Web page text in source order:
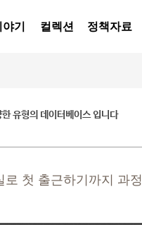
기 컬렉션 정책자료
유형의 데이터베이스 입니다
로 첫 출근하기까지 과정